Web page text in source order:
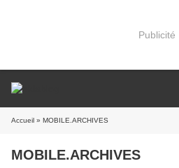
Publicité
Accueil » MOBILE.ARCHIVES
MOBILE.ARCHIVES